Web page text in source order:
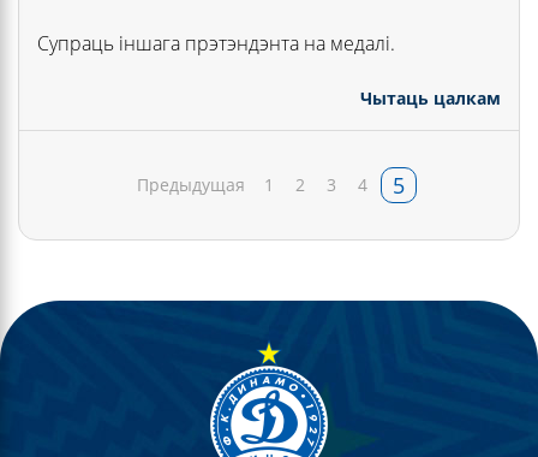
Супраць іншага прэтэндэнта на медалі.
Чытаць цалкам
Предыдущая 1 2 3 4 5